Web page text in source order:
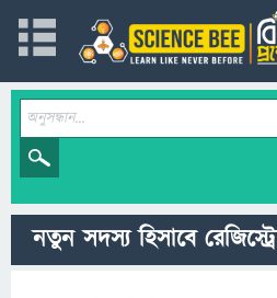
নতুন সদস্য হিসাবে